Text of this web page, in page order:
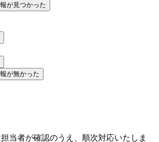
が見つかった
が無かった
当者が確認のうえ、順次対応いたしま